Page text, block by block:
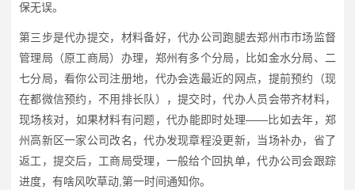
保无误。
第三步是代办提交，材料备好，代办公司跑腿去郑州市市场监督
管理局（原工商局）办理，郑州有多个分局，比如金水分局、二
七分局，看你公司注册地，代办会选最近的网点，提前预约（现
在都微信预约，不用排长队），提交时，代办人员会带齐材料，
现场核对，如果材料有问题，代办能即时处理——比如去年，郑
州高新区一家公司改名，代办发现章程没更新，当场补办，省了
返工，提交后，工商局受理，一般给个回执单，代办公司会跟踪
进度，有啥风吹草动,第一时间通知你。